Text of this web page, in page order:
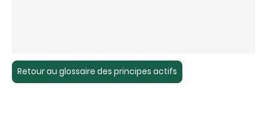
Retour au glossaire des principes actifs